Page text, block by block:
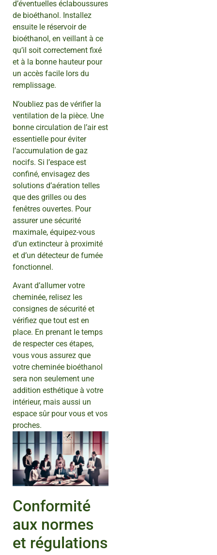
d’éventuelles éclaboussures
de bioéthanol. Installez
ensuite le réservoir de
bioéthanol, en veillant à ce
qu’il soit correctement fixé
et à la bonne hauteur pour
un accès facile lors du
remplissage.
N’oubliez pas de vérifier la
ventilation de la pièce. Une
bonne circulation de l’air est
essentielle pour éviter
l’accumulation de gaz
nocifs. Si l’espace est
confiné, envisagez des
solutions d’aération telles
que des grilles ou des
fenêtres ouvertes. Pour
assurer une sécurité
maximale, équipez-vous
d’un extincteur à proximité
et d’un détecteur de fumée
fonctionnel.
Avant d’allumer votre
cheminée, relisez les
consignes de sécurité et
vérifiez que tout est en
place. En prenant le temps
de respecter ces étapes,
vous vous assurez que
votre cheminée bioéthanol
sera non seulement une
addition esthétique à votre
intérieur, mais aussi un
espace sûr pour vous et vos
proches.
Conformité
aux normes
et régulations